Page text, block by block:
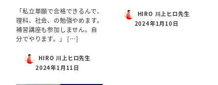
「私立単願で合格できるんで、
理科、社会、の勉強やめます。
補習講座も参加しません。自
分でやります。」 […]
HIRO 川上ヒロ先生
2024年1月11日
HIRO 川上ヒロ先生
2024年1月10日